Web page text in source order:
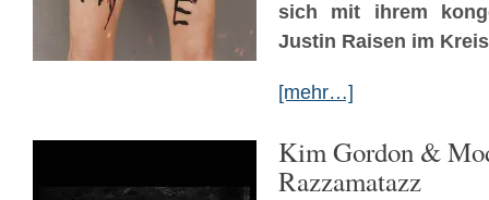
sich mit ihrem
Justin Raisen im
[mehr…]
Kim Gordon &
Razzamatazz